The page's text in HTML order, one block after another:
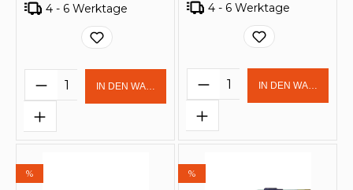
4 - 6 Werktage
Produkt Anzahl: Gib den
IN DEN WARENKORB
4 - 6 Werktage
Produkt Anzahl:
IN DEN
% %